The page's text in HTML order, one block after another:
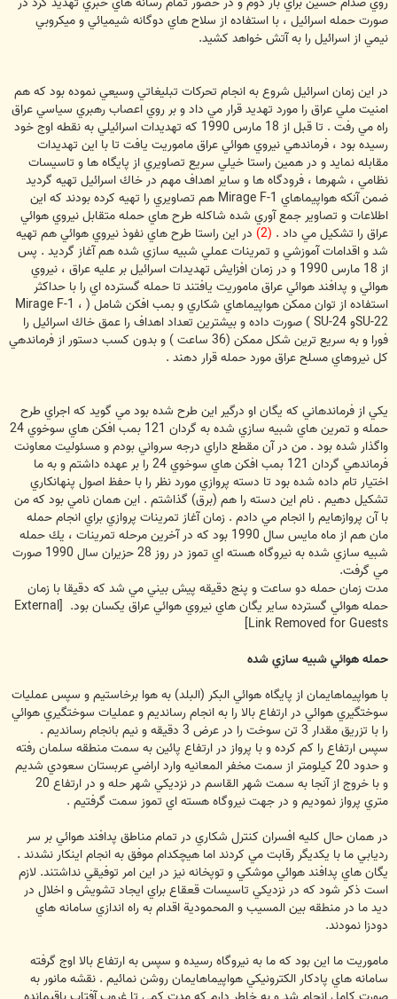
صورت حمله اسرائيل ، با استفاده از سلاح هاي دوگانه شيميائي و ميكروبي
نيمي از اسرائيل را به آتش خواهد كشيد.
در اين زمان اسرائيل شروع به انجام تحركات تبليغاتي وسيعي نموده بود كه هم
امنيت ملي عراق را مورد تهديد قرار مي داد و بر روي اعصاب رهبري سياسي عراق
راه مي رفت . تا قبل از 18 مارس 1990 كه تهديدات اسرائيلي به نقطه اوج خود
رسيده بود ، فرماندهي نيروي هوائي عراق ماموريت يافت تا با اين تهديدات
مقابله نمايد و در همين راستا خيلي سريع تصاويري از پايگاه ها و تاسيسات
نظامي ، شهرها ، فرودگاه ها و ساير اهداف مهم در خاك اسرائيل تهيه گرديد
ضمن آنكه هواپيماهاي Mirage F-1 هم تصاويري را تهيه كرده بودند كه اين
اطلاعات و تصاوير جمع آوري شده شاكله طرح هاي حمله متقابل نيروي هوائي
عراق را تشكيل مي داد . (2)
در اين راستا طرح هاي نفوذ نيروي هوائي هم تهيه
شد و اقدامات آموزشي و تمرينات عملي شبيه سازي شده هم آغاز گرديد . پس
از 18 مارس 1990 و در زمان افزايش تهديدات اسرائيل بر عليه عراق ، نيروي
هوائي و پدافند هوائي عراق ماموريت يافتند تا حمله گسترده اي را با حداكثر
استفاده از توان ممكن هواپيماهاي شكاري و بمب افكن شامل ( Mirage F-1 ،
SU-22و SU-24 ) صورت داده و بيشترين تعداد اهداف را عمق خاك اسرائيل را
فورا و به سريع ترين شكل ممكن (36 ساعت ) و بدون كسب دستور از فرماندهي
كل نيروهاي مسلح عراق مورد حمله قرار دهند .
يكي از فرماندهاني كه يگان او درگير اين طرح شده بود مي گويد كه اجراي طرح
حمله و تمرين هاي شبيه سازي شده به گردان 121 بمب افكن هاي سوخوي 24
واگذار شده بود . من در آن مقطع داراي درجه سرواني بودم و مسئوليت معاونت
فرماندهي گردان 121 بمب افكن هاي سوخوي 24 را بر عهده داشتم و به ما
اختيار تام داده شده بود تا دسته پروازي مورد نظر را با حفظ اصول پنهانكاري
تشكيل دهيم . نام اين دسته را هم (برق) گذاشتم . اين همان نامي بود كه من
با آن پروازهايم را انجام مي دادم . زمان آغاز تمرينات پروازي براي انجام حمله
مان هم از ماه مايس سال 1990 بود كه در آخرين مرحله تمرينات ، يك حمله
شبيه سازي شده به نيروگاه هسته اي تموز در روز 28 حزيران سال 1990 صورت
مي گرفت.
مدت زمان حمله دو ساعت و پنج دقيقه پيش بيني مي شد كه دقيقا با زمان
حمله هوائي گسترده ساير يگان هاي نيروي هوائي عراق يكسان بود. [External
Link Removed for Guests]
حمله هوائي شبيه سازي شده
با هواپيماهايمان از پايگاه هوائي البكر (البلد) به هوا برخاستيم و سپس عمليات
سوختگيري هوائي در ارتفاع بالا را به انجام رسانديم و عمليات سوختگيري هوائي
را با تزريق مقدار 3 تن سوخت را در عرض 3 دقيقه و نيم بانجام رسانديم .
سپس ارتفاع را كم كرده و با پرواز در ارتفاع پائين به سمت منطقه سلمان رفته
و حدود 20 كيلومتر از سمت مخفر المعانيه وارد اراضي عربستان سعودي شديم
و با خروج از آنجا به سمت شهر القاسم در نزديكي شهر حله و در ارتفاع 20
متري پرواز نموديم و در جهت نيروگاه هسته اي تموز سمت گرفتيم .
در همان حال كليه افسران كنترل شكاري در تمام مناطق پدافند هوائي بر سر
رديابي ما با يكديگر رقابت مي كردند اما هيچكدام موفق به انجام اينكار نشدند .
يگان هاي پدافند هوائي موشكي و توپخانه نيز در اين امر توفيقي نداشتند. لازم
است ذكر شود كه در نزديكي تاسيسات قعقاع براي ايجاد تشويش و اخلال در
ديد ما در منطقه بين المسيب و المحمودية اقدام به راه اندازي سامانه هاي
دودزا نمودند.
ماموريت ما اين بود كه ما به نيروگاه رسيده و سپس به ارتفاع بالا اوج گرفته
سامانه هاي پادكار الكترونيكي هواپيماهايمان روشن نمائيم . نقشه مانور به